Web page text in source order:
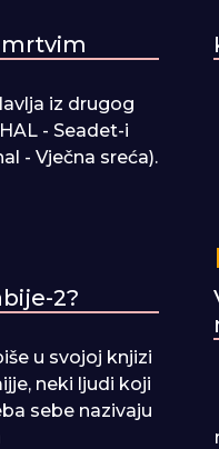
iz drugog
- Seadet-i
- Vječna sreća).
2?
u svojoj knjizi
neki ljudi koji
sebe nazivaju